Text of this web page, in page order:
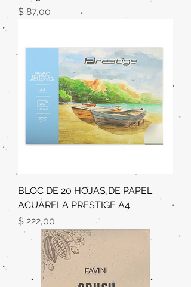
Precio
$ 87,00
BLOC DE 20 HOJAS DE PAPEL
ACUARELA PRESTIGE A4
Precio
$ 222,00